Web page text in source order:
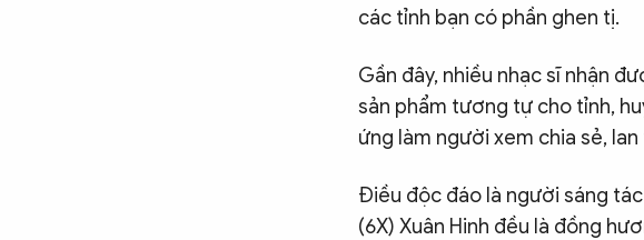
các tỉnh bạn có phần ghen tị.
Gần đây, nhiều nhạc sĩ nhận
sản phẩm tương tự cho tỉnh,
ứng làm người xem chia sẻ,
Điều độc đáo là người sáng tác
(6X) Xuân Hinh đều là đồng